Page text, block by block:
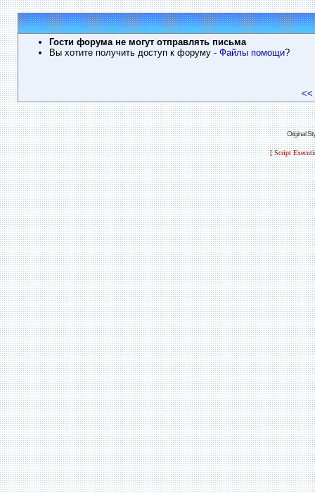
Гости форума не могут отправлять письма
Вы хотите получить доступ к форуму - Файлы помощи?
<<
Original
[ Script